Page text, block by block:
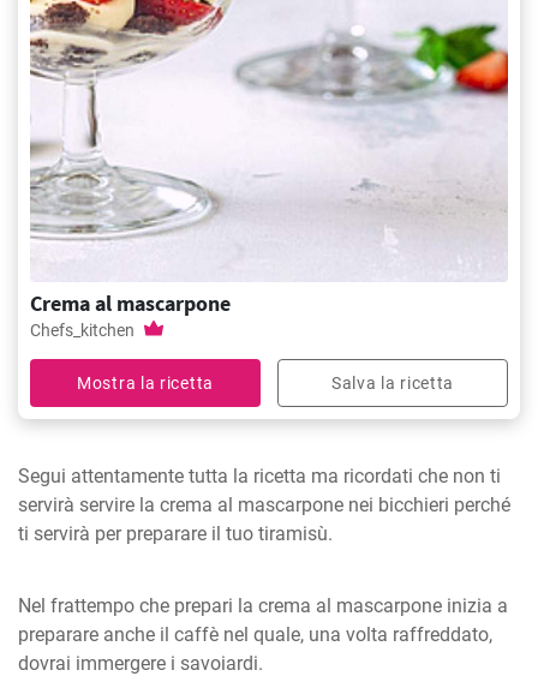
Crema al mascarpone
Chefs_kitchen
Mostra la ricetta Salva la ricetta
Segui attentamente tutta la ricetta ma ricordati che non ti
servirà servire la crema al mascarpone nei bicchieri perché
ti servirà per preparare il tuo tiramisù.
Nel frattempo che prepari la crema al mascarpone inizia a
preparare anche il caffè nel quale, una volta raffreddato,
dovrai immergere i savoiardi.